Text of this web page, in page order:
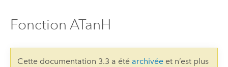
Fonction ATanH
Cette documentation 3.3 a été archivéeet n’est plus